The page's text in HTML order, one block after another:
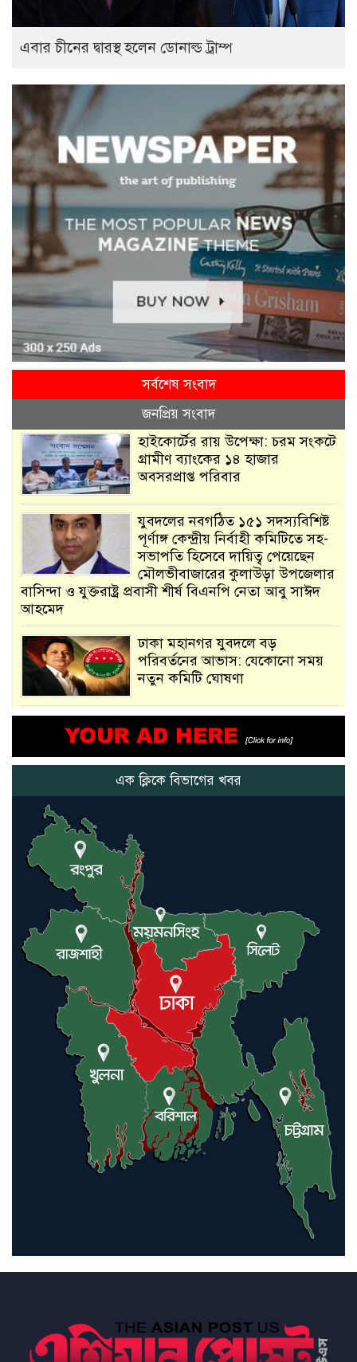
এবার চীনের দ্বারস্থ হলেন ডোনাল্ড ট্রাম্প
সর্বশেষ সংবাদ
জনপ্রিয় সংবাদ
হাইকোর্টের রায় উপেক্ষা: চরম সংকটে
গ্রামীণ ব্যাংকের ১৪ হাজার
অবসরপ্রাপ্ত পরিবার
যুবদলের নবগঠিত ১৫১ সদস্যবিশিষ্ট
পূর্ণাঙ্গ কেন্দ্রীয় নির্বাহী কমিটিতে সহ-
সভাপতি হিসেবে দায়িত্ব পেয়েছেন
মৌলভীবাজারের কুলাউড়া উপজেলার
বাসিন্দা ও যুক্তরাষ্ট্র প্রবাসী শীর্ষ বিএনপি নেতা আবু সাঈদ
আহমেদ
ঢাকা মহানগর যুবদলে বড়
পরিবর্তনের আভাস: যেকোনো সময়
নতুন কমিটি ঘোষণা
মানুষের উপকার হয় : প্রধানমন্ত্রী
যুক্তরাষ্ট্র ও ইসরায়েল বাদে হরমুজ
প্রণালি সবার জন্য উন্মুক্ত: আরাকচি
এবার চীনের দ্বারস্থ হলেন ডোনাল্ড
ট্রাম্প
ইরানে কঠোর হামলা অব্যাহত রাখতে
ট্রাম্পকে আহ্বান সৌদি আরবের
ইরাকসহ মধ্যপ্রাচ্যে ২৪ হামলা চালাল
ইরানপন্থি গোষ্ঠী
হরমুজ প্রণালী সুরক্ষায় মিত্ররা সাহায্য
না করলে ন্যাটোর ভবিষ্যৎ খারাপ
এক ক্লিকে বিভাগের খবর